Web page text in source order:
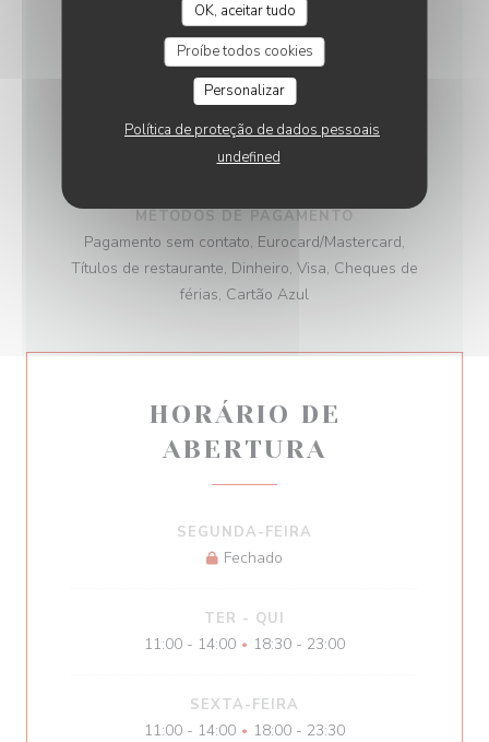
OK, aceitar tudo
Proíbe todos cookies
Personalizar
Política de proteção de dados pessoais
undefined
CULINÁRIA
Caseiro, produtos frescos
SERVIÇOS
Ar condicionado, Privatização, Acesso para
pessoas com mobilidade reduzida, Esplanada
MÉTODOS DE PAGAMENTO
Pagamento sem contato, Eurocard/Mastercard,
Títulos de restaurante, Dinheiro, Visa, Cheques de
férias, Cartão Azul
HORÁRIO DE
ABERTURA
SEGUNDA-FEIRA
Fechado
TER - QUI
11:00 - 14:00 • 18:30 - 23:00
SEXTA-FEIRA
11:00 - 14:00 • 18:00 - 23:30